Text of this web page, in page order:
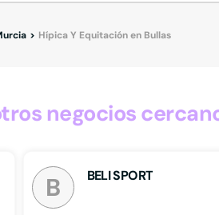
Hípica Y Equitación en Bullas
negocios
B BELI SPORT